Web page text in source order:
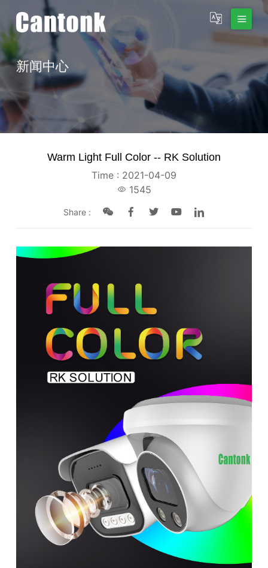
新闻中心
Warm Light Full Color -- RK Solution
Time : 2021-04-09
1545
Share :